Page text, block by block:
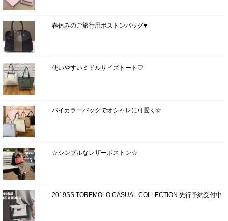
春休みのご旅行用ボストンバッグ♥
使いやすいミドルサイズトート♡
バイカラーバッグでオシャレに可愛く☆
☆シンプルなレザーボストン☆
2019SS TOREMOLO CASUAL COLLECTION 先行予約受付中